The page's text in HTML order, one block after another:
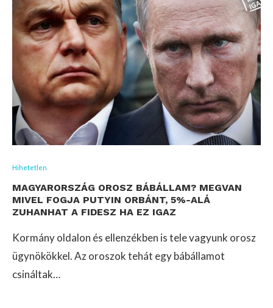
Hihetetlen
MAGYARORSZÁG OROSZ BÁBÁLLAM? MEGVAN
MIVEL FOGJA PUTYIN ORBÁNT, 5%-ALÁ
ZUHANHAT A FIDESZ HA EZ IGAZ
Kormány oldalon és ellenzékben is tele vagyunk orosz
ügynökökkel. Az oroszok tehát egy bábállamot
csináltak…